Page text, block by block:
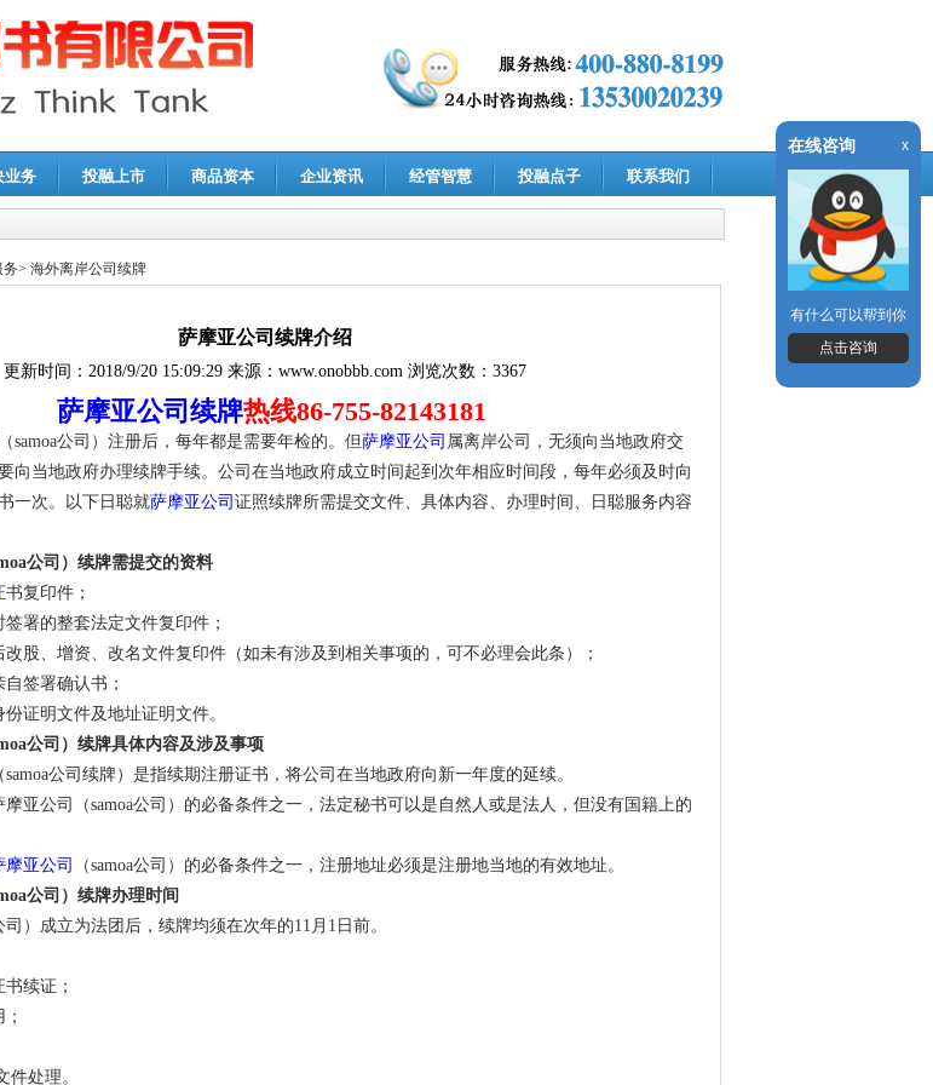
业务 投融上市 商品资本 企业资讯 经管智慧 投融点子 联系我们
务> 海外离岸公司续牌
萨摩亚公司续牌介绍
更新时间： 2018/9/20 15:09:29来源： www.onobbb.com浏览次数：3367
萨摩亚公司续牌热线86-755-82143181
samoa公司）注册后，每年都是需要年检的。但萨摩亚公司 属离岸公司，无须向当地政府交
向当地政府办理续牌手续。公司在当地政府成立时间起到次年相应时间段，每年必须及时向
一次。以下日聪就萨摩亚公司 证照续牌所需提交文件、具体内容、办理时间、日聪服务内容
公司）续牌需提交的资料
书复印件；
署的整套法定文件复印件；
股、增资、改名文件复印件（如未有涉及到相关事项的，可不必理会此条）；
签署确认书；
证明文件及地址证明文件。
公司）续牌具体内容及涉及事项
公司续牌）是指续期注册证书，将公司在当地政府向新一年度的延续。
亚公司（samoa公司）的必备条件之一，法定秘书可以是自然人或是法人，但没有国籍上的
摩亚公司
（samoa公司）的必备条件之一，注册地址必须是注册地当地的有效地址。
公司）续牌办理时间
司）成立为法团后，续牌均须在次年的11月1日前。
续证；
件处理。
在线咨询 x
有什么可以帮到你
点击咨询